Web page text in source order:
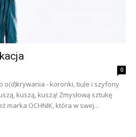
0
o(d)krywania - koronki, tiule i szyfony
kuszą, kuszą! Zmysłową sztukę
marka OCHNIK, która w swej...